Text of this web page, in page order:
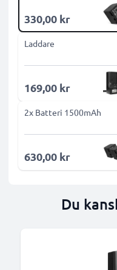
330,00 kr
Laddare
169,00 kr
2x Batteri 1500mAh
630,00 kr
Du